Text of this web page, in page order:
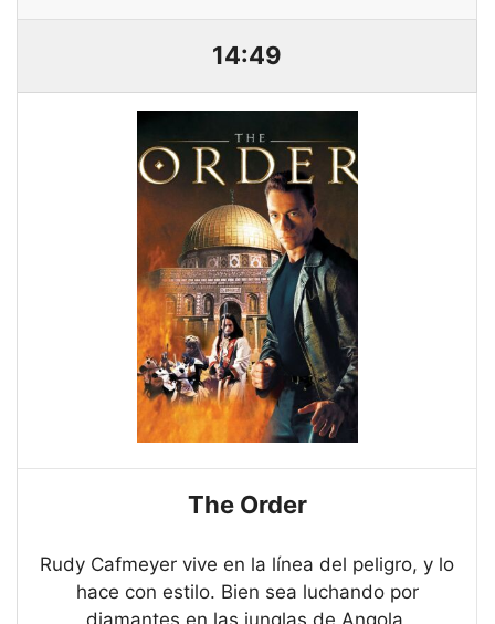
14:49
The Order
Rudy Cafmeyer vive en la línea del peligro, y lo
hace con estilo. Bien sea luchando por